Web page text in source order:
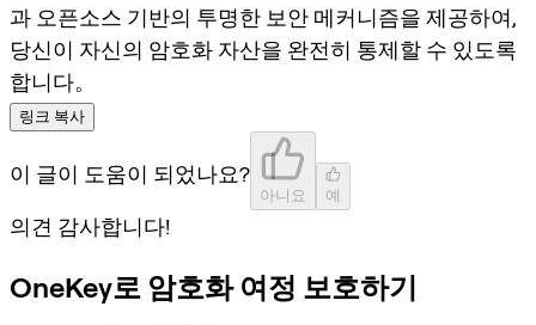
과 오픈소스 기반의 투명한 보안 메커니즘을 제공하여,
당신이 자신의 암호화 자산을 완전히 통제할 수 있도록
합니다。
링크 복사
이 글이 도움이 되었나요?
아니요 예
의견 감사합니다!
OneKey로 암호화 여정 보호하기